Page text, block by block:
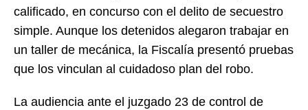
calificado, en concurso con el delito de secuestro
simple. Aunque los detenidos alegaron trabajar en
un taller de mecánica, la Fiscalía presentó pruebas
que los vinculan al cuidadoso plan del robo.
La audiencia ante el juzgado 23 de control de